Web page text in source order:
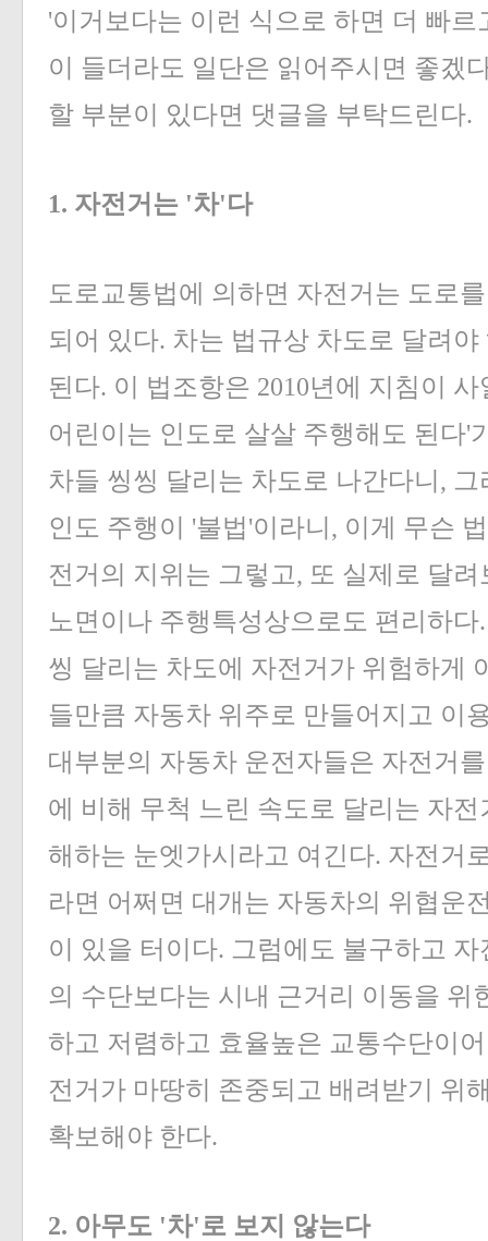
'이거보다는 이런 식으로 하면 더 빠
이 들더라도 일단은 읽어주시면 좋겠
할 부분이 있다면 댓글을 부탁드린다.
1. 자전거는 '차'다
도로교통법에 의하면 자전거는 도로
되어 있다. 차는 법규상 차도로 달려
된다. 이 법조항은 2010년에 지침이
어린이는 인도로 살살 주행해도 된다'
차들 씽씽 달리는 차도로 나간다니,
인도 주행이 '불법'이라니, 이게 무슨
전거의 지위는 그렇고, 또 실제로 달
노면이나 주행특성상으로도 편리하
씽 달리는 차도에 자전거가 위험하게
들만큼 자동차 위주로 만들어지고 이
대부분의 자동차 운전자들은 자전거
에 비해 무척 느린 속도로 달리는 자
해하는 눈엣가시라고 여긴다. 자전거
라면 어쩌면 대개는 자동차의 위협운
이 있을 터이다. 그럼에도 불구하고
의 수단보다는 시내 근거리 이동을 위
하고 저렴하고 효율높은 교통수단이
전거가 마땅히 존중되고 배려받기 위
확보해야 한다.
2. 아무도 '차'로 보지 않는다